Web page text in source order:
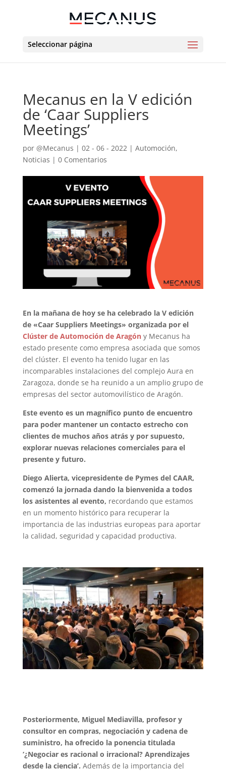
Seleccionar página
Mecanus en la V edición
de ‘Caar Suppliers
Meetings’
por @Mecanus | 02 - 06 - 2022| Automoción,
Noticias | 0 Comentarios
En la mañana de hoy se ha celebrado la V edición
de «Caar Suppliers Meetings» organizada por el
Clúster de Automoción de Aragóny Mecanus ha
estado presente como empresa asociada que somos
del clúster. El evento ha tenido lugar en las
incomparables instalaciones del complejo Aura en
Zaragoza, donde se ha reunido a un amplio grupo de
empresas del sector automovilístico de Aragón.
Este evento es un magnífico punto de encuentro
para poder mantener un contacto estrecho con
clientes de muchos años atrás y por supuesto,
explorar nuevas relaciones comerciales para el
presente y futuro.
Diego Alierta, vicepresidente de Pymes del CAAR,
comenzó la jornada dando la bienvenida a todos
los asistentes al evento, recordando que estamos
en un momento histórico para recuperar la
importancia de las industrias europeas para aportar
la calidad, seguridad y capacidad productiva.
Posteriormente, Miguel Mediavilla, profesor y
consultor en compras, negociación y cadena de
suministro, ha ofrecido la ponencia titulada
‘¿Negociar es racional o irracional? Aprendizajes
desde la ciencia’. Además de la importancia del